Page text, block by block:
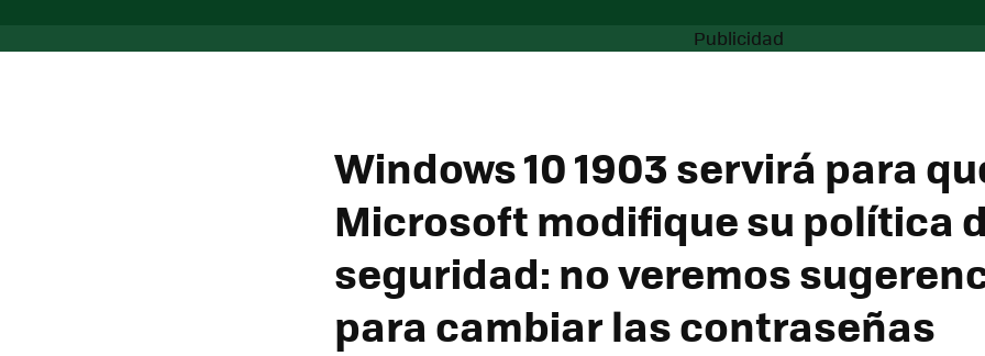
Windows 10 1903 servirá para
Microsoft modifique su política
seguridad: no veremos
para cambiar las contraseñas